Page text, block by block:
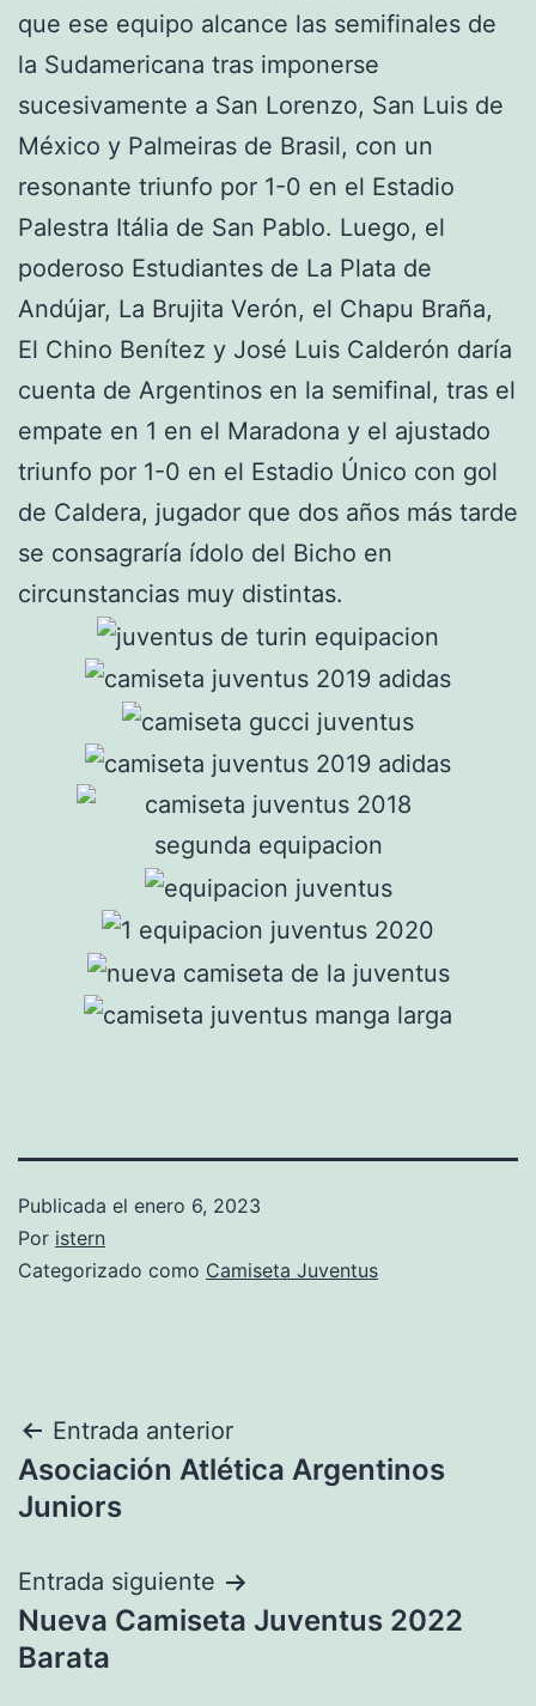
que ese equipo alcance las semifinales de
la Sudamericana tras imponerse
sucesivamente a San Lorenzo, San Luis de
México y Palmeiras de Brasil, con un
resonante triunfo por 1-0 en el Estadio
Palestra Itália de San Pablo. Luego, el
poderoso Estudiantes de La Plata de
Andújar, La Brujita Verón, el Chapu Braña,
El Chino Benítez y José Luis Calderón daría
cuenta de Argentinos en la semifinal, tras el
empate en 1 en el Maradona y el ajustado
triunfo por 1-0 en el Estadio Único con gol
de Caldera, jugador que dos años más tarde
se consagraría ídolo del Bicho en
circunstancias muy distintas.
Publicada el enero 6, 2023
Por istern
Categorizado como Camiseta Juventus
Navegación
de
Entrada anterior
Asociación Atlética Argentinos
Juniors
Entrada siguiente
Nueva Camiseta Juventus 2022
Barata